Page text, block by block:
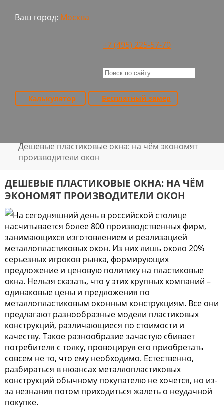
Ваш город: Москва
+7 (495) 225-57-70
Калькулятор Бесплатный замер
Пн. — Пт.: с 10:00 до 19:00,
Сб. — Вс.: с 10:00 до 19:00
Калькулятор Бесплатный замер
Дешевые пластиковые окна: на чём экономят
производители окон
ДЕШЕВЫЕ ПЛАСТИКОВЫЕ ОКНА: НА ЧЁМ
ЭКОНОМЯТ ПРОИЗВОДИТЕЛИ ОКОН
На сегодняшний день в российской столице
насчитывается более 800 производственных фирм,
занимающихся изготовлением и реализацией
металлопластиковых окон. Из них лишь около 20%
серьезных игроков рынка, формирующих
предложение и ценовую политику на пластиковые
окна. Нельзя сказать, что у этих крупных компаний –
одинаковые цены и предложения по
металлопластиковым оконным конструкциям. Все они
предлагают разнообразные модели пластиковых
конструкций, различающиеся по стоимости и
качеству. Такое разнообразие зачастую сбивает
потребителя с толку, провоцируя его приобретать
совсем не то, что ему необходимо. Естественно,
разбираться в нюансах металлопластиковых
конструкций обычному покупателю не хочется, но из-
за незнания потом приходиться жалеть о неудачной
покупке.